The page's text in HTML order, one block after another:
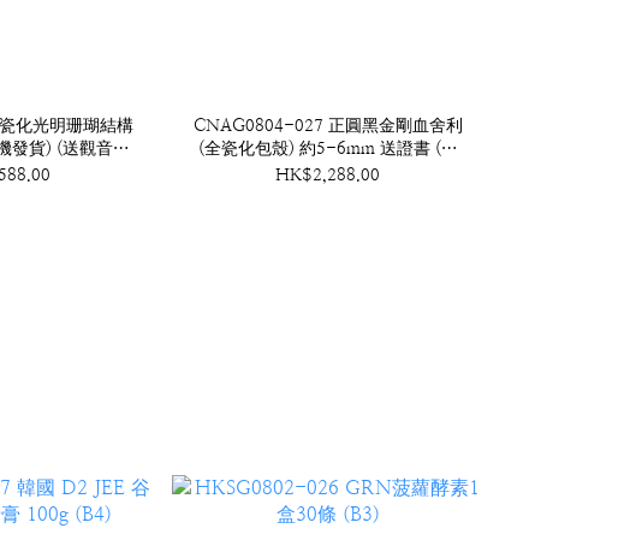
化光明珊瑚結構
發貨) (送觀音包
(A28)
CNAG0804-027 正圓黑金剛血舍利
(全瓷化包殼) 約5-6mm 送證書 (送
血舍利塔) (A27)
HK$2,288.00